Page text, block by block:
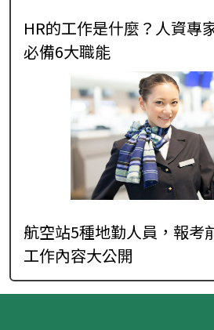
HR的工作是什麼？人資專
必備6大職能
航空站5種地勤人員，報考
工作內容大公開